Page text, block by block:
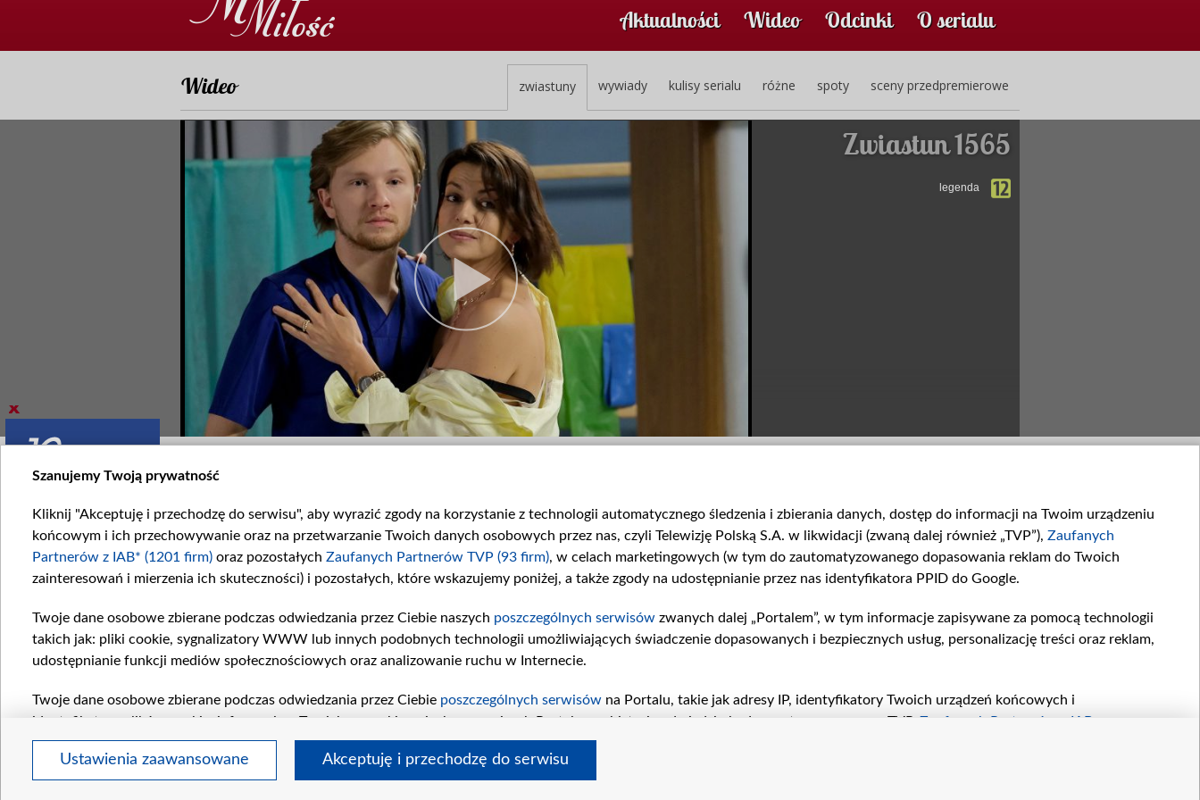
Aktualności Wideo Odcinki O serialu
Wideo sceny przedpremierowe
spoty
różne
kulisy serialu
wywiady
zwiastuny
Zwiastun 1565
legenda
1927
odcinku „M jak...
Zwiastun 1936
W 1936 odcinku „M jak...
Zwiastun 1935
W 1935. odcinku „M jak...
Zwiastun 1934
W 1934. odcinku „M jak...
Zwiastun 1933
W 1933. odcinku „M jak...
Zwiastun 1932
W 1932 odcinku „M jak...
regulamin tvp.pl pomoc
Szanujemy Twoją prywatność
Kliknij "Akceptuję i przechodzę do serwisu", aby wyrazić zgody na korzystanie z technologii automatycznego śledzenia i zbierania danych, dostęp do informacji na Twoim urządzeniu
końcowym i ich przechowywanie oraz na przetwarzanie Twoich danych osobowych przez nas, czyli Telewizję Polską S.A. w likwidacji (zwaną dalej również „TVP”), Zaufanych
Partnerów z IAB* (1201 firm) oraz pozostałych Zaufanych Partnerów TVP (93 firm), w celach marketingowych (w tym do zautomatyzowanego dopasowania reklam do Twoich
zainteresowań i mierzenia ich skuteczności) i pozostałych, które wskazujemy poniżej, a także zgody na udostępnianie przez nas identyfikatora PPID do Google.
Twoje dane osobowe zbierane podczas odwiedzania przez Ciebie naszych poszczególnych serwisów zwanych dalej „Portalem”, w tym informacje zapisywane za pomocą technologii
takich jak: pliki cookie, sygnalizatory WWW lub innych podobnych technologii umożliwiających świadczenie dopasowanych i bezpiecznych usług, personalizację treści oraz reklam,
udostępnianie funkcji mediów społecznościowych oraz analizowanie ruchu w Internecie.
Twoje dane osobowe zbierane podczas odwiedzania przez Ciebie poszczególnych serwisów na Portalu, takie jak adresy IP, identyfikatory Twoich urządzeń końcowych i
identyfikatory plików cookie, informacje o Twoich wyszukiwaniach w serwisach Portalu czy historia odwiedzin będą przetwarzane przez TVP, Zaufanych Partnerów z IAB
pozostałychZaufanych Partnerów TVP
dla realizacji następujących celów i funkcji: przechowywania informacji na urządzeniu lub dostęp do nich, wyboru podstawowych reklam,
wyboru spersonalizowanych reklam, tworzenia profilu spersonalizowanych reklam, tworzenia profilu spersonalizowanych treści, wyboru spersonalizowanych treści, pomiaru
Ustawienia zaawansowane Akceptuję i przechodzę do serwisu